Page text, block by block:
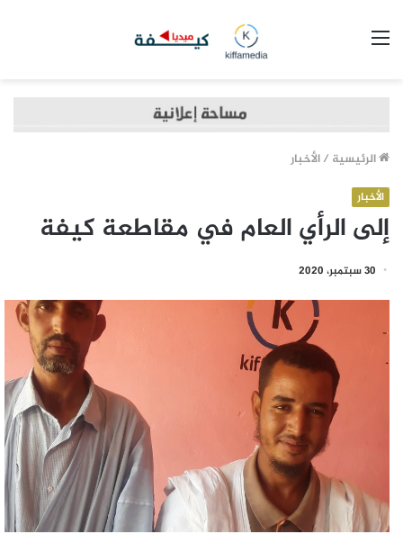
الرئيسية /الأخبار
الأخبار
إلى الرأي العام في مقاطعة كيفة
30 سبتمبر، 2020